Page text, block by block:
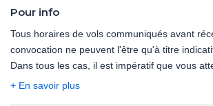
dernier jour du voyage étant consacré au
saurait être tenu pour responsable en cas de
de retour matinal le dernier jour. En particulier,
avoir lieu tard en soirée, la date effective de
du lendemain. Les horaires vous seront
Pour info
Tous horaires de vols communiqués avant
convocation ne peuvent l'être qu'à titre
Dans tous les cas, il est impératif que vous
de la convocation comprenant les horaires
+ En savoir plus